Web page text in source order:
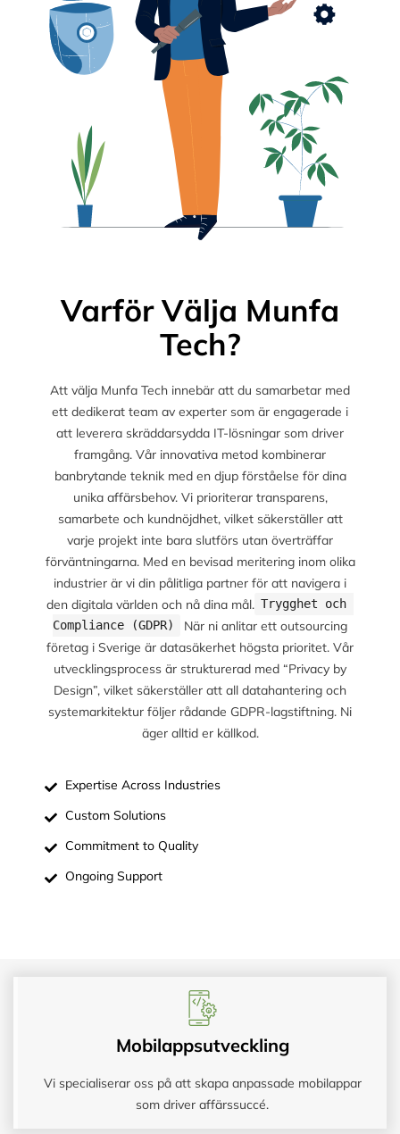
Varför Välja Munfa
Tech?
Att välja Munfa Tech innebär att du samarbetar med
ett dedikerat team av experter som är engagerade i
att leverera skräddarsydda IT-lösningar som driver
framgång. Vår innovativa metod kombinerar
banbrytande teknik med en djup förståelse för dina
unika affärsbehov. Vi prioriterar transparens,
samarbete och kundnöjdhet, vilket säkerställer att
varje projekt inte bara slutförs utan överträffar
förväntningarna. Med en bevisad meritering inom olika
industrier är vi din pålitliga partner för att navigera i
den digitala världen och nå dina mål. Trygghet och
Compliance (GDPR)
När ni anlitar ett outsourcing
företag i Sverige är datasäkerhet högsta prioritet. Vår
utvecklingsprocess är strukturerad med “Privacy by
Design”, vilket säkerställer att all datahantering och
systemarkitektur följer rådande GDPR-lagstiftning. Ni
äger alltid er källkod.
Expertise Across Industries
Custom Solutions
Commitment to Quality
Ongoing Support
Mobilappsutveckling
Vi specialiserar oss på att skapa anpassade mobilappar
som driver affärssuccé.